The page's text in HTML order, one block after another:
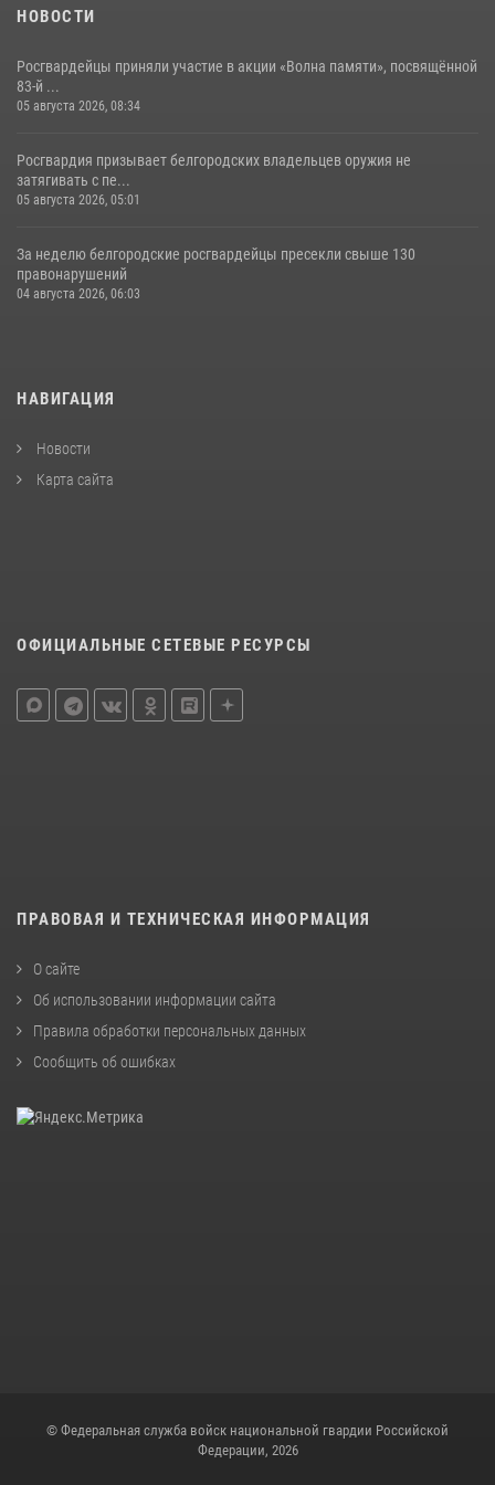
НОВОСТИ
Росгвардейцы приняли участие в акции «Волна памяти», посвящённой
83‑й ...
05 августа 2026, 08:34
Росгвардия призывает белгородских владельцев оружия не
затягивать с пе...
05 августа 2026, 05:01
За неделю белгородские росгвардейцы пресекли свыше 130
правонарушений
04 августа 2026, 06:03
НАВИГАЦИЯ
Новости
Карта сайта
ОФИЦИАЛЬНЫЕ СЕТЕВЫЕ РЕСУРСЫ
ПРАВОВАЯ И ТЕХНИЧЕСКАЯ ИНФОРМАЦИЯ
О сайте
Об использовании информации сайта
Правила обработки персональных данных
Сообщить об ошибках
© Федеральная служба войск национальной гвардии Российской
Федерации, 2026